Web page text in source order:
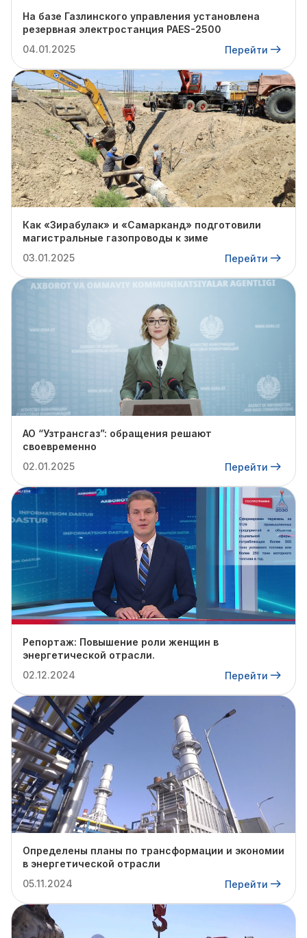
На базе Газлинского управления установлена
резервная электростанция PAES-2500
04.01.2025
Перейти
Как «Зирабулак» и «Самарканд» подготовили
магистральные газопроводы к зиме
03.01.2025
Перейти
АО “Узтрансгаз”: обращения решают
своевременно
02.01.2025
Перейти
Репортаж: Повышение роли женщин в
энергетической отрасли.
02.12.2024
Перейти
Определены планы по трансформации и экономии
в энергетической отрасли
05.11.2024
Перейти